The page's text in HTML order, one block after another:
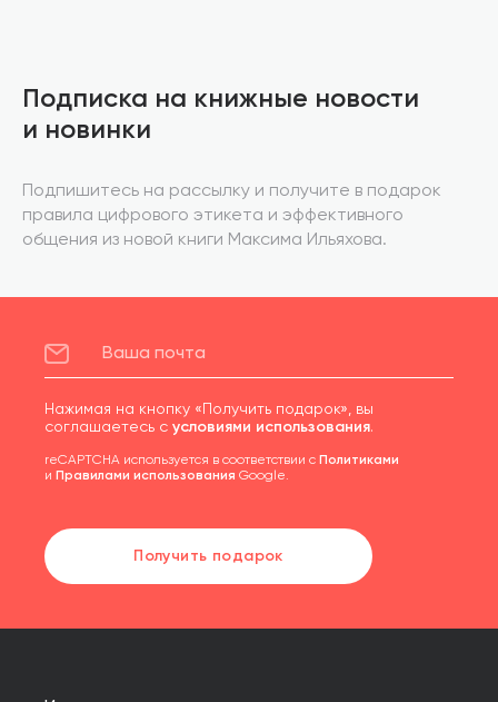
Подписка на книжные новости
и новинки
Подпишитесь на рассылку и получите в подарок
правила цифрового этикета и эффективного
общения из новой книги Максима Ильяхова.
Нажимая на кнопку «Получить подарок», вы
соглашаетесь с условиями использования.
reCAPTCHA используется в соответствии с Политиками
и Правилами использования Google.
Получить подарок